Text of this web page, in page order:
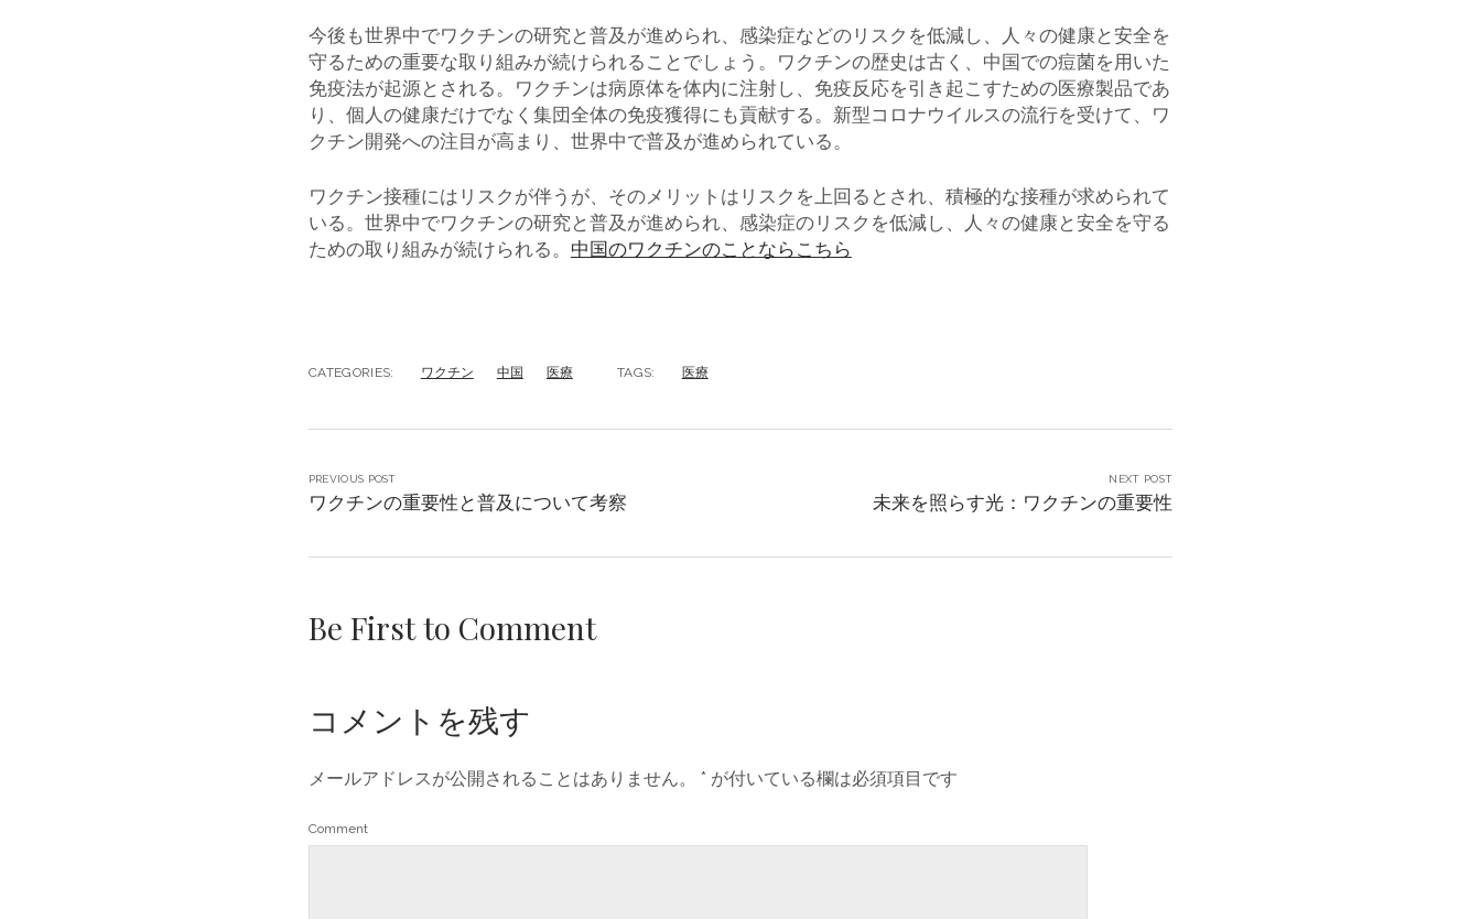
今後も世界中でワクチンの研究と普及が進められ、感染症などのリスクを低減し、人々の健康と安全を
守るための重要な取り組みが続けられることでしょう。ワクチンの歴史は古く、中国での痘菌を用いた
免疫法が起源とされる。ワクチンは病原体を体内に注射し、免疫反応を引き起こすための医療製品であ
り、個人の健康だけでなく集団全体の免疫獲得にも貢献する。新型コロナウイルスの流行を受けて、ワ
クチン開発への注目が高まり、世界中で普及が進められている。
ワクチン接種にはリスクが伴うが、そのメリットはリスクを上回るとされ、積極的な接種が求められて
いる。世界中でワクチンの研究と普及が進められ、感染症のリスクを低減し、人々の健康と安全を守る
ための取り組みが続けられる。 中国のワクチンのことならこちら
CATEGORIES: ワクチン 中国 医療 TAGS: 医療
PREVIOUS POST
ワクチンの重要性と普及について考察
NEXT POST
未来を照らす光：ワクチンの重要性
Be First to Comment
コメントを残す
メールアドレスが公開されることはありません。 * が付いている欄は必須項目です
Comment